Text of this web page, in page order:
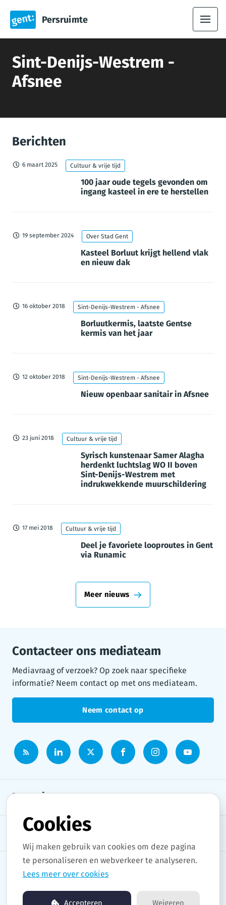
Persruimte
Sint-Denijs-Westrem -
Afsnee
Berichten
6 maart 2025 Cultuur & vrije tijd
100 jaar oude tegels gevonden om
ingang kasteel in ere te herstellen
19 september 2024 Over Stad Gent
Kasteel Borluut krijgt hellend vlak
en nieuw dak
16 oktober 2018 Sint-Denijs-Westrem - Afsnee
Borluutkermis, laatste Gentse
kermis van het jaar
12 oktober 2018 Sint-Denijs-Westrem - Afsnee
Nieuw openbaar sanitair in Afsnee
23 juni 2018 Cultuur & vrije tijd
Syrisch kunstenaar Samer Alagha
herdenkt luchtslag WO II boven
Sint-Denijs-Westrem met
indrukwekkende muurschildering
17 mei 2018 Cultuur & vrije tijd
Deel je favoriete looproutes in Gent
via Runamic
Meer nieuws
Contacteer ons mediateam
Mediavraag of verzoek? Op zoek naar specifieke
informatie? Neem contact op met ons mediateam.
Neem contact op
Persruimte
Onderwerpen
Copyright © 2026 Stad Gent. All rights reserved.
Cookies
Wij maken gebruik van cookies om deze pagina
te personaliseren en webverkeer te analyseren.
Lees meer over cookies
Accepteren Weigeren